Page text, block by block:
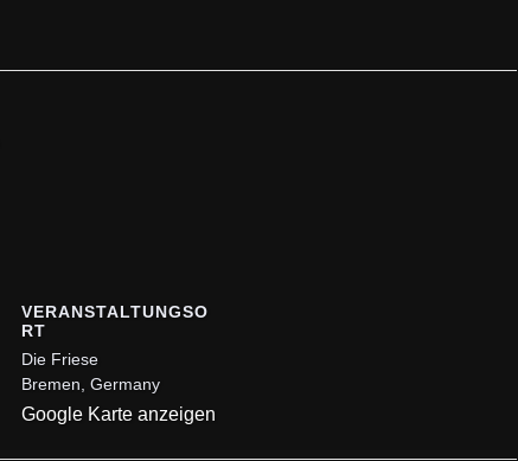
VERANSTALTUNGSO
RT
Die Friese
Bremen Germany
Google Karte anzeigen